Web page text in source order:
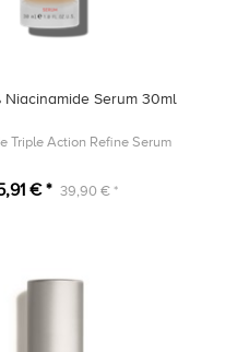
Niacinamide Serum 30ml
Triple Action Refine Serum
€ * 39,90 € *